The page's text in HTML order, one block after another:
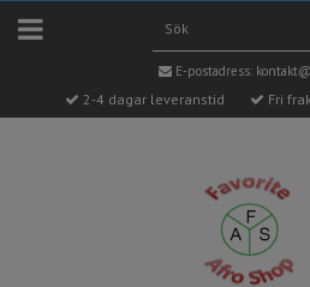
E-postadress:
2-4 dagar leveranstid Fri